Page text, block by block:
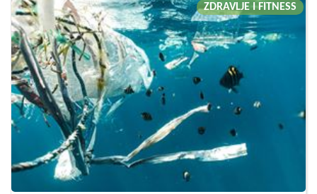
ZDRAVLJE I FITNESS